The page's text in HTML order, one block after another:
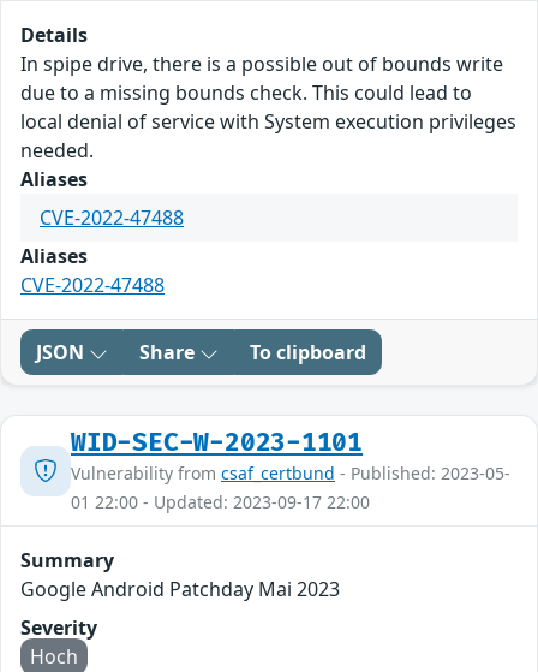
Details
In spipe drive, there is a possible out of bounds write
due to a missing bounds check. This could lead to
local denial of service with System execution privileges
needed.
Aliases
CVE-2022-47488
Aliases
CVE-2022-47488
JSON Share To clipboard
WID-SEC-W-2023-1101
Vulnerability from csaf_certbund - Published: 2023-05-
01 22:00 - Updated: 2023-09-17 22:00
Summary
Google Android Patchday Mai 2023
Severity
Hoch